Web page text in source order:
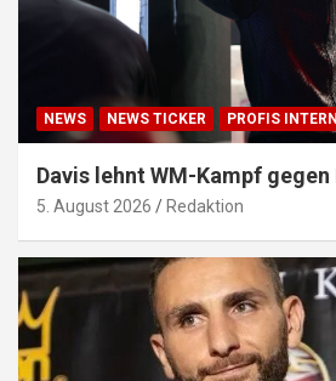
NEWS NEWS TICKER PROFIS
Davis lehnt WM-Kampf gegen
5. August 2026 Redaktion